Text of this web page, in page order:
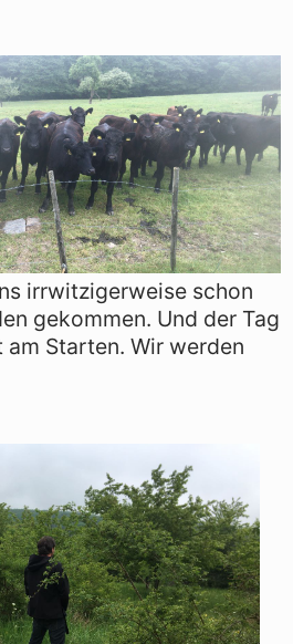
irrwitzigerweise schon
gekommen. Und der Tag
Starten. Wir werden